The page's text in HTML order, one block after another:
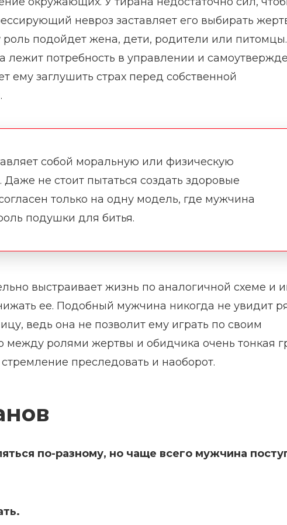
невроз заставляет его выбирать
роль подойдет жена, дети, родители или
лежит потребность в управлении и
ему заглушить страх перед собственной
собой моральную или физическую
не стоит пытаться создать здоровые
только на одну модель, где мужчина
подушки для битья.
выстраивает жизнь по аналогичной схеме и
ее. Подобный мужчина никогда не увидит
ведь она не позволит ему играть по своим
ролями жертвы и обидчика очень тонкая
преследовать и наоборот.
по-разному, но чаще всего мужчина